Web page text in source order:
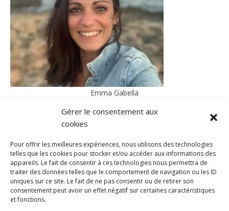
Gérer le consentement aux
cookies
Pour offrir les meilleures expériences, nous utilisons des technologies
telles que les cookies pour stocker et/ou accéder aux informations des
appareils. Le fait de consentir à ces technologies nous permettra de
traiter des données telles que le comportement de navigation ou les ID
uniques sur ce site. Le fait de ne pas consentir ou de retirer son
consentement peut avoir un effet négatif sur certaines caractéristiques
et fonctions.
Emma Gabella
Particuliers | Professionnels